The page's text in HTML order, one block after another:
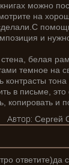
можно
на
сделали.С
и
белая
темное на
контрасты
в письме,
копировать и
Сергей